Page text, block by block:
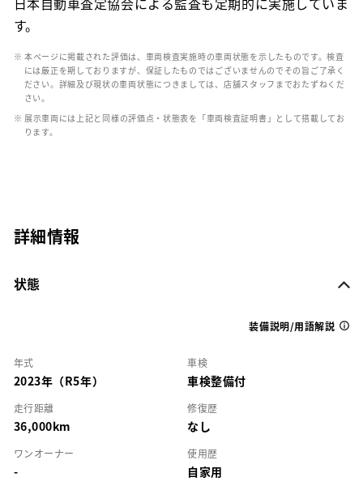
す。
※ 本ページに掲載された評価は、車両検査実施時の車両状態を示したものです。検査
には厳正を期しておりますが、保証したものではございませんのでその旨ご了承く
ださい。詳細及び現状の車両状態につきましては、店舗スタッフまでおたずねくだ
さい。
※ 展示車両には上記と同様の評価点・状態表を「車両検査証明書」として搭載してお
ります。
詳細情報
状態
装備説明/用語解説
年式
2023年（R5年）
車検
車検整備付
走行距離
36,000km
修復歴
なし
ワンオーナー
-
使用歴
自家用